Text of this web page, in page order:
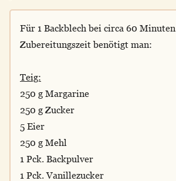
Für 1 Backblech bei circa 60 Minuten
Zubereitungszeit benötigt man:
Teig:
250 g Margarine
250 g Zucker
5 Eier
250 g Mehl
1 Pck. Backpulver
1 Pck. Vanillezucker